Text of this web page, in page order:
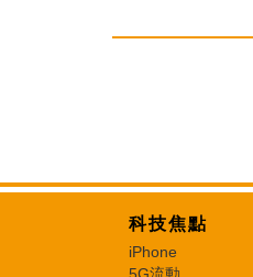
科技焦點
iPhone